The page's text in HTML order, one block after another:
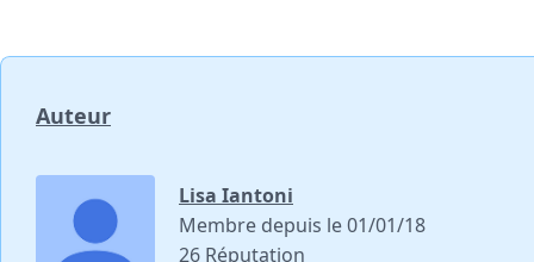
Auteur
Lisa Iantoni
Membre depuis le 01/01/18
26 Réputation